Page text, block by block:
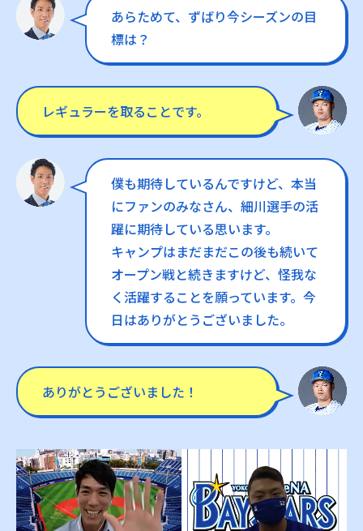
あらためて、ずばり今シーズンの目
標は？
レギュラーを取ることです。
僕も期待しているんですけど、本当
にファンのみなさん、細川選手の活
躍に期待している思います。
キャンプはまだまだこの後も続いて
オープン戦と続きますけど、怪我な
く活躍することを願っています。今
日はありがとうございました。
ありがとうございました！